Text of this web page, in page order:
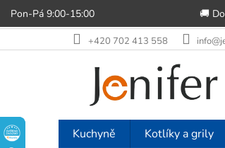
Pon-Pá 9:00-15:00 🚚
na
+420 702 413 558
Kuchyně Kotlíky a grily